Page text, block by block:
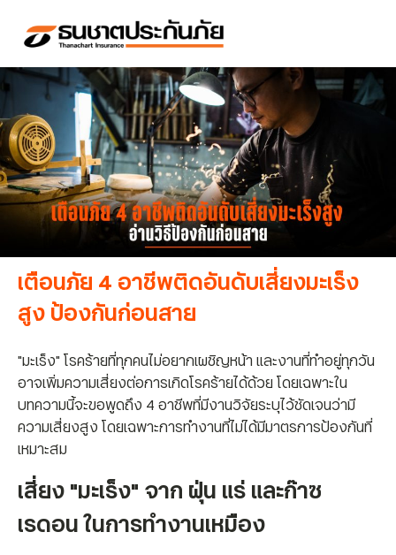
เตือนภัย 4 อาชีพติดอันดับเสี่ยงมะเร็ง
สูง ป้องกันก่อนสาย
"มะเร็ง" โรคร้ายที่ทุกคนไม่อยากเผชิญหน้า และงานที่ทำอยู่ทุกวัน
อาจเพิ่มความเสี่ยงต่อการเกิดโรคร้ายได้ด้วย โดยเฉพาะใน
บทความนี้จะขอพูดถึง 4 อาชีพที่มีงานวิจัยระบุไว้ชัดเจนว่ามี
ความเสี่ยงสูง โดยเฉพาะการทำงานที่ไม่ได้มีมาตรการป้องกันที่
เหมาะสม
เสี่ยง "มะเร็ง" จาก ฝุ่น แร่ และก๊าซ
เรดอนในการทำงานเหมือง